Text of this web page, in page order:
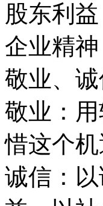
股东利
企业精神
敬业、
敬业：
惜这个
诚信：